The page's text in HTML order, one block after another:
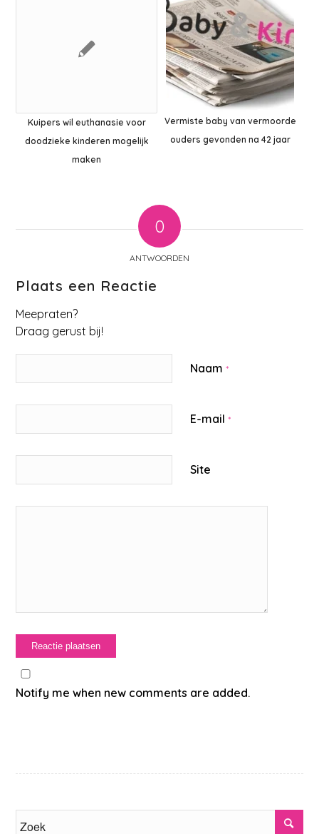
Kuipers wil euthanasie voor
doodzieke kinderen mogelijk
maken
Vermiste baby van vermoorde
ouders gevonden na 42 jaar
0
ANTWOORDEN
Plaats een Reactie
Meepraten?
Draag gerust bij!
Naam*
E-mail*
Site
Notify me when new comments are added.